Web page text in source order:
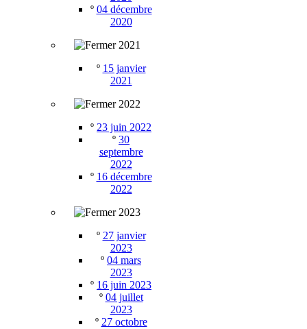
º 04 décembre
2020
2021
º 15 janvier
2021
2022
º 23 juin 2022
º 30
septembre
2022
º 16 décembre
2022
2023
º 27 janvier
2023
º 04 mars
2023
º 16 juin 2023
º 04 juillet
2023
º 27 octobre